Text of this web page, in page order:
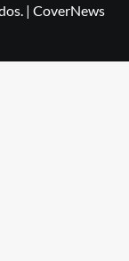
| CoverNews